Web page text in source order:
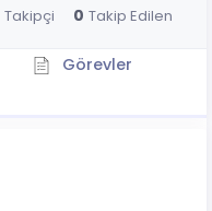
Takipçi 0 Takip Edilen
Görevler